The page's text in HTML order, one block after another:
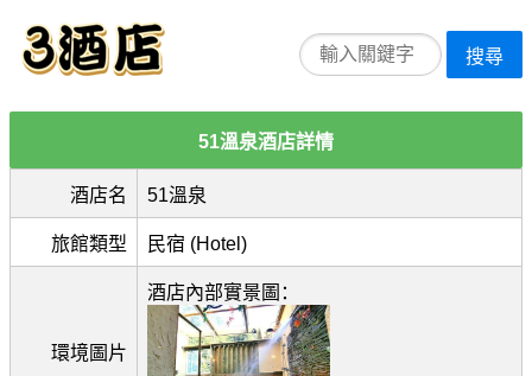
搜尋
51溫泉酒店詳情
酒店名 51溫泉
旅館類型 民宿 (Hotel)
環境圖片
酒店內部實景圖：